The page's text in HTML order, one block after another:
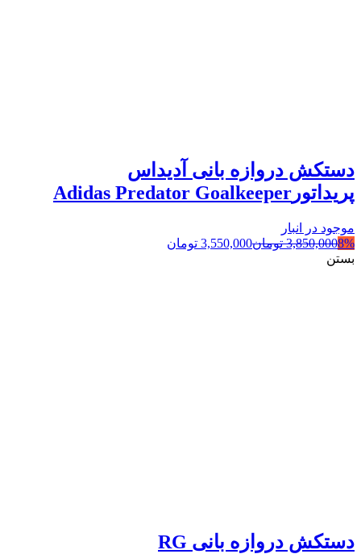
دستکش دروازه بانی آدیداس
پریداتورAdidas Predator Goalkeeper
موجود در انبار
8%
3,850,000 تومان3,550,000 تومان
بستن
دستکش دروازه بانی RG